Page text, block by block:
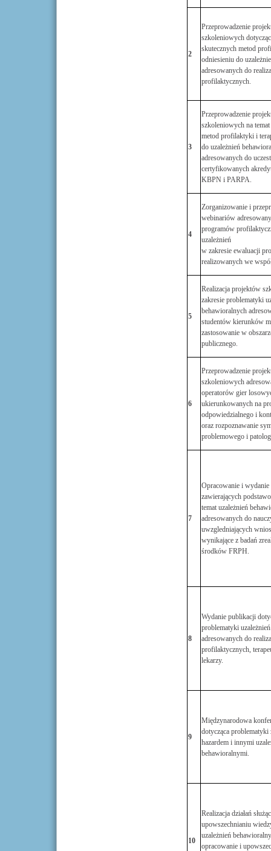
2
Przeprowadzenie
szkoleniowych
skutecznych metod
odniesieniu do
adresowanych do
profilaktycznych.
3
Przeprowadzenie
szkoleniowych na
metod profilaktyki i
do uzależnień
adresowanych do
certyfikowanych
KBPN i PARPA.
4
Zorganizowanie i
webinariów
programów
uzależnień
w zakresie ewaluacji
realizowanych we
5
Realizacja projektów
zakresie problematyki
behawioralnych
studentów kierunków
zastosowanie w
publicznego.
6
Przeprowadzenie
szkoleniowych
operatorów gier
ukierunkowanych na
odpowiedzialnego i
oraz rozpoznawanie
problemowego i
7
Opracowanie i wydanie
zawierających
temat uzależnień
adresowanych do
uwzgledniających
wynikające z badań
środków FRPH.
8
Wydanie publikacji
problematyki
adresowanych do
profilaktycznych,
lekarzy.
9
Międzynarodowa
dotycząca problematyki
hazardem i innymi
behawioralnymi.
10
Realizacja działań
upowszechnianiu
uzależnień
opracowanie i